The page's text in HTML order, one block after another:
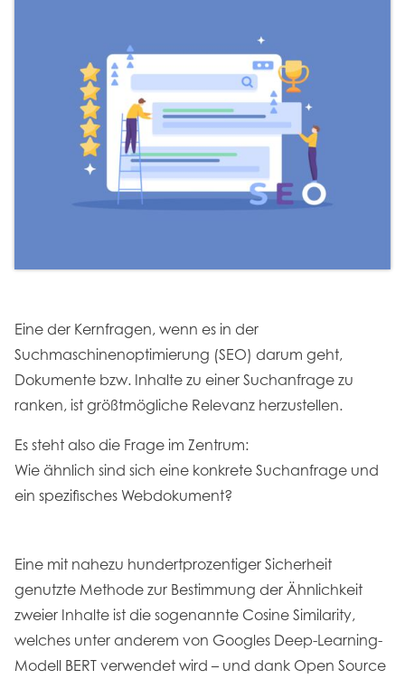
Eine der Kernfragen, wenn es in der
Suchmaschinenoptimierung (SEO) darum geht,
Dokumente bzw. Inhalte zu einer Suchanfrage zu
ranken, ist größtmögliche Relevanz herzustellen.
Es steht also die Frage im Zentrum:
Wie ähnlich sind sich eine konkrete Suchanfrage und
ein spezifisches Webdokument?
Eine mit nahezu hundertprozentiger Sicherheit
genutzte Methode zur Bestimmung der Ähnlichkeit
zweier Inhalte ist die sogenannte Cosine Similarity,
welches unter anderem von Googles Deep-Learning-
Modell BERT verwendet wird – und dank Open Source